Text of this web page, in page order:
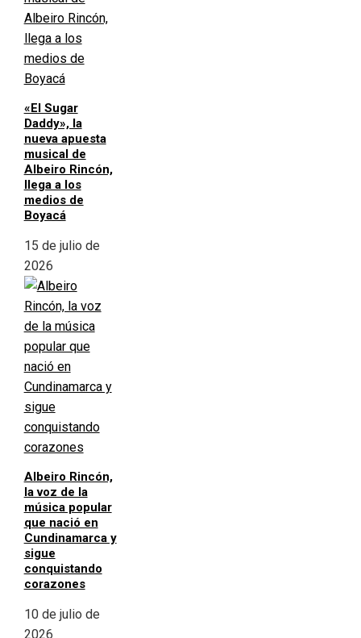
«El Sugar
Daddy», la
nueva apuesta
musical de
Albeiro Rincón,
llega a los
medios de
Boyacá
15 de julio de
2026
Albeiro Rincón,
la voz de la
música popular
que nació en
Cundinamarca y
sigue
conquistando
corazones
10 de julio de
2026